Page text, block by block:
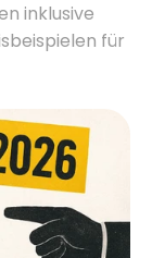
inklusive
für